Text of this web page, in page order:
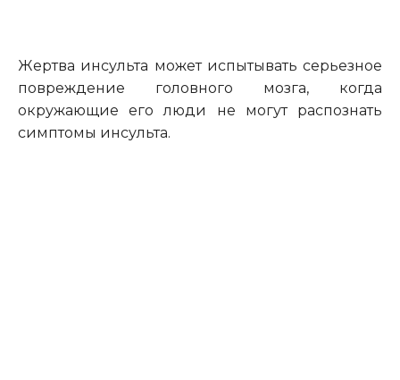
Жертва инсульта может испытывать серьезное
повреждение головного мозга, когда
окружающие его люди не могут распознать
симптомы инсульта.